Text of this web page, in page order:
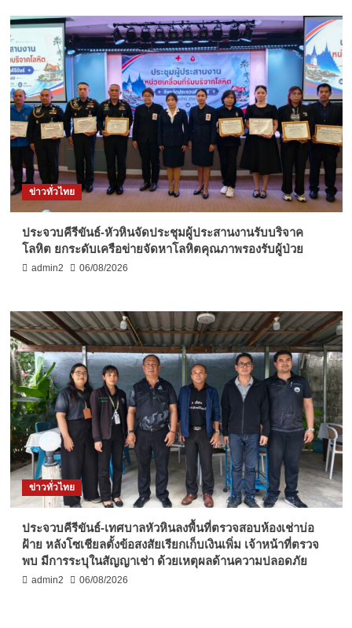
ข่าวทั่วไทย
ประจวบคีรีขันธ์-หัวหินจัดประชุมผู้ประสานงานรับบริจาค
โลหิต ยกระดับเครือข่ายจัดหาโลหิตคุณภาพรองรับผู้ป่วย
admin2 06/08/2026
ข่าวทั่วไทย
ประจวบคีรีขันธ์-เทศบาลหัวหินลงพื้นที่ตรวจสอบห้องเช่าบ่อ
ฝ้าย หลังโซเชียลตั้งข้อสงสัยเรียกเก็บเงินเพิ่ม เจ้าหน้าที่ตรวจ
พบ มีการระบุในสัญญาเช่า ด้วยเหตุผลด้านความปลอดภัย
admin2 06/08/2026